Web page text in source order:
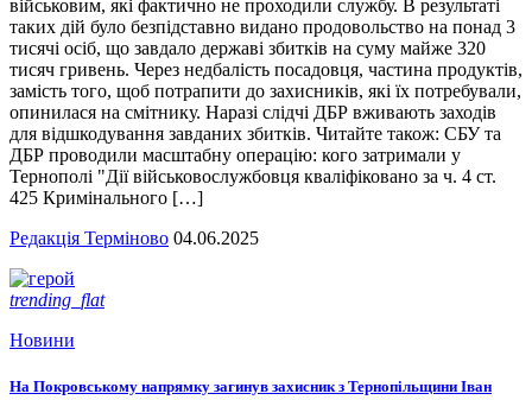
військовим, які фактично не проходили службу. В результаті
таких дій було безпідставно видано продовольство на понад 3
тисячі осіб, що завдало державі збитків на суму майже 320
тисяч гривень. Через недбалість посадовця, частина продуктів,
замість того, щоб потрапити до захисників, які їх потребували,
опинилася на смітнику. Наразі слідчі ДБР вживають заходів
для відшкодування завданих збитків. Читайте також: СБУ та
ДБР проводили масштабну операцію: кого затримали у
Тернополі "Дії військовослужбовця кваліфіковано за ч. 4 ст.
425 Кримінального […]
Редакція Терміново 04.06.2025
trending_flat
Новини
На Покровському напрямку загинув захисник з Тернопільщини Іван